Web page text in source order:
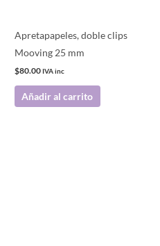
Apretapapeles, doble clips
Mooving 25 mm
$80.00 IVA inc
Añadir al carrito